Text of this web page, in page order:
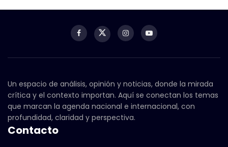
Un espacio de análisis, opinión y noticias, donde la mirada
crítica y el contexto importan. Aquí se conectan los temas
que marcan la agenda nacional e internacional, con
profundidad, claridad y perspectiva.
Contacto